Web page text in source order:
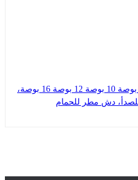
رأس دش مربع رفيع للغاية مقاس 8 بوصة 10 بوصة 12 بوصة 16 بوصة،
دش مطر للحمام